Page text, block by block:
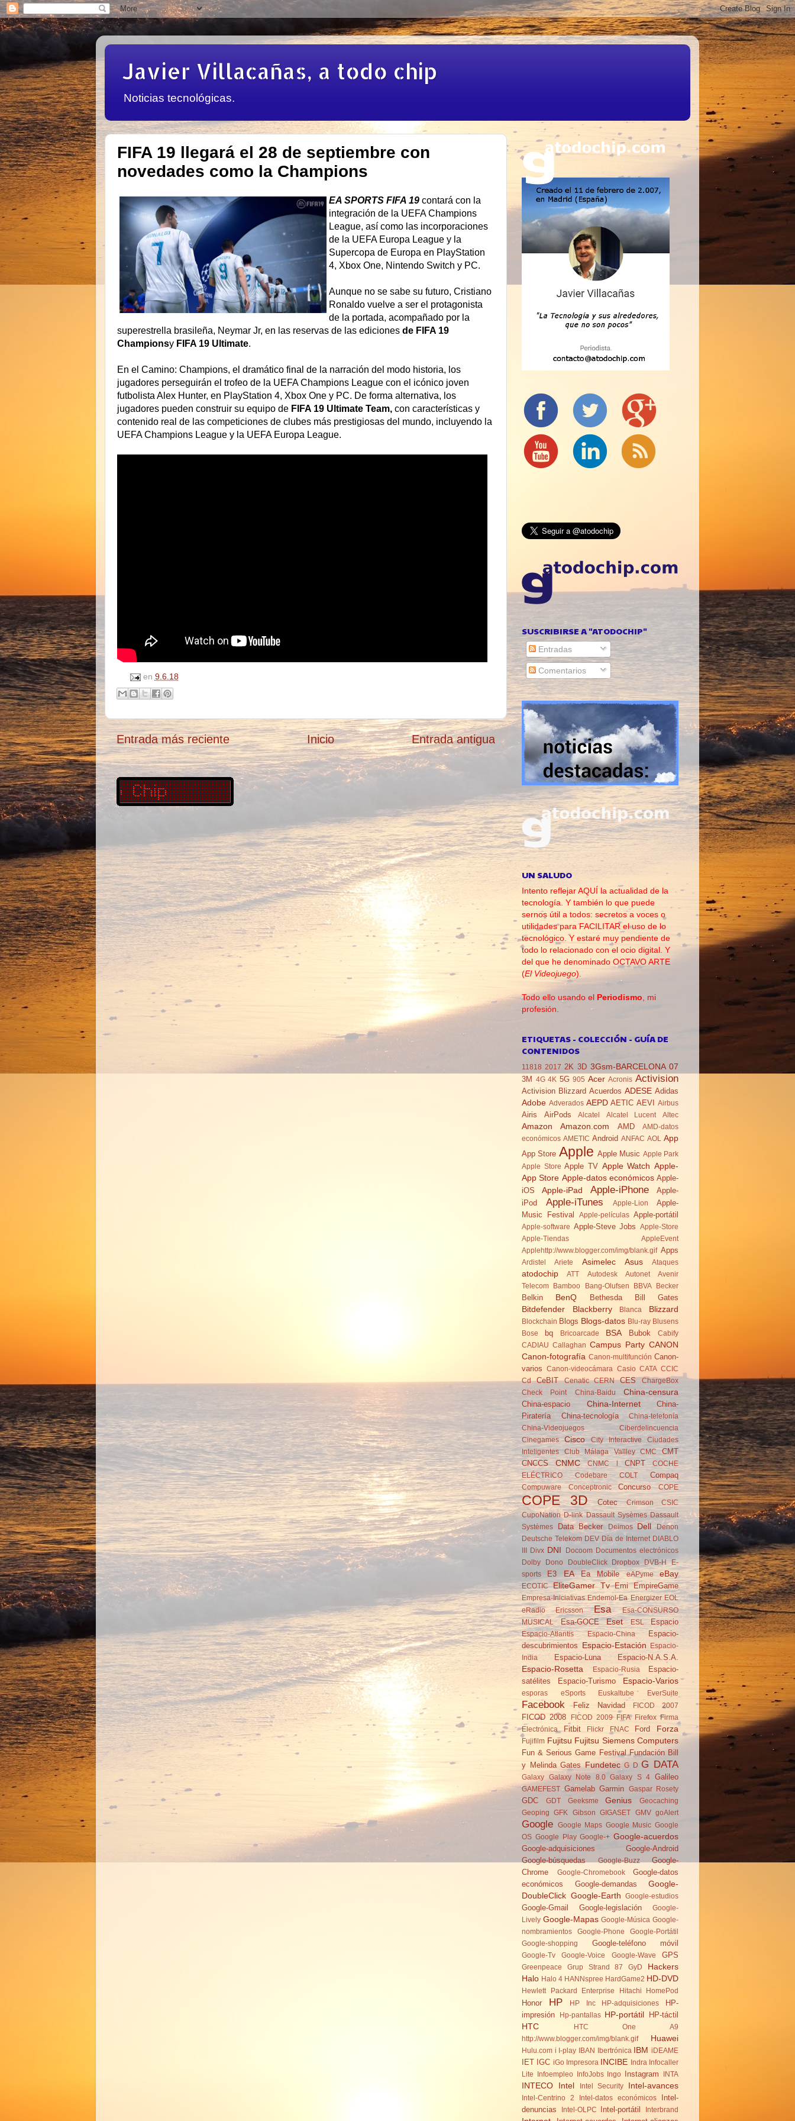
Javier Villacañas, a todo chip
Noticias tecnológicas.
FIFA 19 llegará el 28 de septiembre con
novedades como la Champions
EA SPORTS FIFA 19 contará con la
integración de la UEFA Champions
League, así como las incorporaciones
de la UEFA Europa League y la
Supercopa de Europa en PlayStation
4, Xbox One, Nintendo Switch y PC.
Aunque no se sabe su futuro, Cristiano
Ronaldo vuelve a ser el protagonista
de la portada, acompañado por la
superestrella brasileña, Neymar Jr, en las reservas de las ediciones de FIFA 19
Championsy FIFA 19 Ultimate.
En el Camino: Champions, el dramático final de la narración del modo historia, los
jugadores perseguirán el trofeo de la UEFA Champions League con el icónico joven
futbolista Alex Hunter, en PlayStation 4, Xbox One y PC. De forma alternativa, los
jugadores pueden construir su equipo de FIFA 19 Ultimate Team, con características y
contenido real de las competiciones de clubes más prestigiosas del mundo, incluyendo la
UEFA Champions League y la UEFA Europa League.
en 9.6.18
Entrada más reciente Entrada antigua
Inicio
SUSCRIBIRSE A "ATODOCHIP"
Entradas
Comentarios
UN SALUDO
Intento reflejar AQUÍ la actualidad de la
tecnología. Y también lo que puede
sernos útil a todos: secretos a voces o
utilidades para FACILITAR el uso de lo
tecnológico. Y estaré muy pendiente de
todo lo relacionado con el ocio digital. Y
del que he denominado OCTAVO ARTE
(El Videojuego).
Todo ello usando el Periodismo , mi
profesión.
ETIQUETAS - COLECCIÓN - GUÍA DE
CONTENIDOS
11818 2017 2K 3D 3Gsm-BARCELONA 07
3M 4G 4K 5G 905 Acer Acronis Activision
Activision Blizzard Acuerdos ADESE Adidas
Adobe Adverados AEPD AETIC AEVI Airbus
Airis AirPods Alcatel Alcatel Lucent Altec
Amazon Amazon.com AMD
AMD-datos
económicos AMETIC Android ANFAC AOL App
App Store Apple Apple Music Apple Park
Apple Store Apple TV Apple Watch Apple-
App Store Apple-datos económicos Apple-
iOS
Apple-iPad Apple-iPhone
Apple-
iPod
Apple-iTunes Apple-Lion
Apple-
Music Festival
Apple-películas Apple-portátil
Apple-software Apple-Steve Jobs
Apple-Store
Apple-Tiendas
AppleEvent
Applehttp://www.blogger.com/img/blank.gif Apps
Ardistel Ariete Asimelec Asus Ataques
atodochip ATT Autodesk Autonet
Avenir
Telecom
Bamboo Bang-Olufsen BBVA Becker
Belkin BenQ Bethesda Bill Gates
Bitdefender Blackberry Blanca Blizzard
Blockchain Blogs Blogs-datos Blu-ray Blusens
Bose
bq Brico­arcade BSA Bubok
Cabify
CADIAU Callaghan Campus Party CANON
Canon-fotografía Canon-multifunción Canon-
varios
Canon-videocámara Casio CATA CCIC
Cd
CeBIT Cenatic CERN CES
ChargeBox
Check Point
China-Baidu China-censura
China-espacio China-Internet
China-
Piratería
China-tecnología
China-telefonía
China-Videojuegos
Ciberdelincuencia
Cinegames
Cisco City Interactive
Ciudades
Inteligentes
Club Málaga Vallley CMC
CMT
CNCCS
CNMC CNMC l CNPT
COCHE
ELÉCTRICO
Codebare COLT Compaq
Compuware Conceptronic Concurso COPE
COPE 3D Cotec Crimson
CSIC
CupoNation D-link Dassault Sysèmes Dassault
Systèmes
Data Becker Deimos Dell
Denon
Deutsche Telekom DEV Día de Internet DIABLO
Divx DNI Docoom
Documentos electrónicos
Dolby
Dono DoubleClick Dropbox DVB-H
E-
sports
E3 EA Ea Mobile eAPyme eBay
ECOTIC EliteGamer Tv Emi EmpireGame
Empresa-Iniciativas Endemol-Ea Energizer EOL
eRadio
Ericsson Esa
Esa-CONSURSO
MUSICAL
Esa-GOCE Eset ESL Espacio
Espacio-Atlantis Espacio-China
Espacio-
descubrimientos Espacio-Estación
Espacio-
India
Espacio-Luna Espacio-N.A.S.A.
Espacio-Rosetta Espacio-Rusia
Espacio-
satélites
Espacio-Turismo Espacio-Varios
esporas eSports Euskaltube EverSuite
Facebook Feliz Navidad FICOD 2007
FICOD 2008 FICOD 2009 FIFA Firefox Firma
Electrónica
Fitbit Flickr FNAC Ford Forza
Fujifilm Fujitsu Fujitsu Siemens Computers
Fun & Serious Game Festival Fundación Bill
y Melinda Gates Fundetec G D G DATA
Galaxy Galaxy Note 8.0 Galaxy S 4 Galileo
GAMEFEST Gamelab Garmin Gaspar Rosety
GDC GDT Geeksme Genius
Geocaching
Geoping
GFK Gibson GIGASET GMV goAlert
Google Google Maps Google Music Google
OS Google Play Google-+ Google-acuerdos
Google-adquisiciones
Google-Android
Google-búsquedas
Google-Buzz
Google-
Chrome
Google-Chromebook
Google-datos
económicos
Google-demandas
Google-
DoubleClick Google-Earth Google-estudios
Google-Gmail Google-legislación
Google-
Lively Google-Mapas Google-Música Google-
nombramientos
Google-Phone
Google-Portátil
Google-shopping
Google-teléfono móvil
Google-Tv Google-Voice Google-Wave GPS
Greenpeace Grup Strand 87 GyD
Hackers
Halo Halo 4 HANNspree HardGame2 HD-DVD
Hewlett Packard Enterprise Hitachi HomePod
Honor HP HP Inc HP-adquisiciones
HP-
impresión
Hp-pantallas HP-portátil HP-táctil
HTC
HTC One A9
http://www.blogger.com/img/blank.gif
Huawei
Hulu.com i I-play IBAN Ibertrónica IBM iDEAME
IET IGC iGo Impresora INCIBE Indra Infocaller
Lite
Infoempleo InfoJobs Ingo Instagram INTA
INTECO Intel Intel Security Intel-avances
Intel-Centrino 2 Intel-datos económicos
Intel-
denuncias
Intel-OLPC Intel-portátil Interbrand